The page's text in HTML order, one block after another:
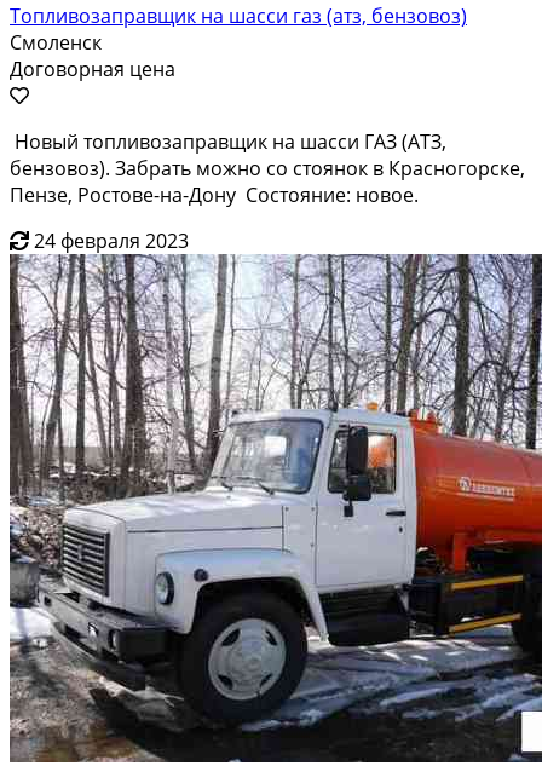
Топливозаправщик на шасси газ (атз, бензовоз)
Смоленск
Договорная цена
Новый топливозаправщик на шасси ГАЗ (АТЗ,
бензовоз). Забрать можно со стоянок в Красногорске,
Пензе, Ростове-на-Дону Состояние: новое.
24 февраля 2023